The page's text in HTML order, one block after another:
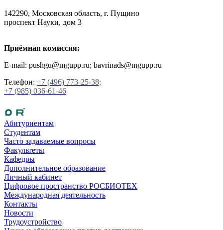
142290, Московская область, г. Пущино
проспект Науки, дом 3
Приёмная комиссия:
E-mail: pushgu@mgupp.ru; bavrinads@mgupp.ru
Телефон: +7 (496) 773-25-38;
+7 (985) 036-61-46
Абитуриентам
Студентам
Часто задаваемые вопросы
Факультеты
Кафедры
Дополнительное образование
Личный кабинет
Цифровое пространство РОСБИОТЕХ
Международная деятельность
Контакты
Новости
Трудоустройство